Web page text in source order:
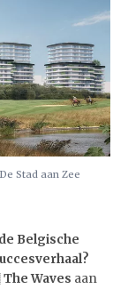
Stad aan Zee
Belgische
The Waves aan